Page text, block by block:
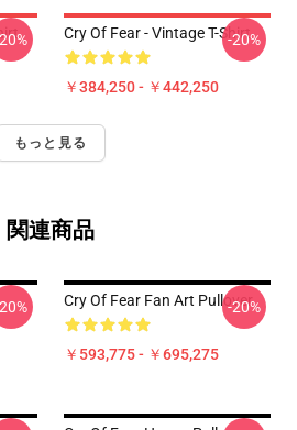
Cry Of Fear - Vintage T-Shirt
￥384,250 - ￥442,250
-20%
もっと見る
関連商品
Cry Of Fear Fan Art Pullover
￥593,775 - ￥695,275
-20%